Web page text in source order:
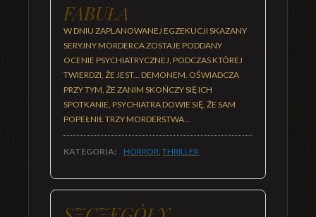
FABUŁA
W DNIU ZAPLANOWANEJ EGZEKUCJI SKAZANY
SERYJNY MORDERCA ZOSTAJE PODDANY
OCENIE PSYCHIATRYCZNEJ, PODCZAS KTÓREJ
TWIERDZI, ŻE JEST... DEMONEM. OŚWIADCZA
PRZY TYM, ŻE ZANIM SKOŃCZY SIĘ ICH
SPOTKANIE, PSYCHIATRA DOWIE SIĘ, ŻE SAM
POPEŁNIŁ TRZY MORDERSTWA...
KATEGORIA: HORROR, THRILLER